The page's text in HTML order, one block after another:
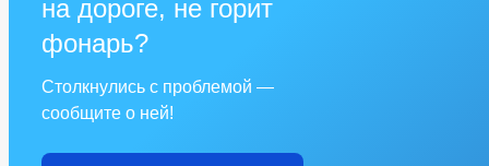
на дороге, не горит
фонарь?
Столкнулись с проблемой —
сообщите о ней!